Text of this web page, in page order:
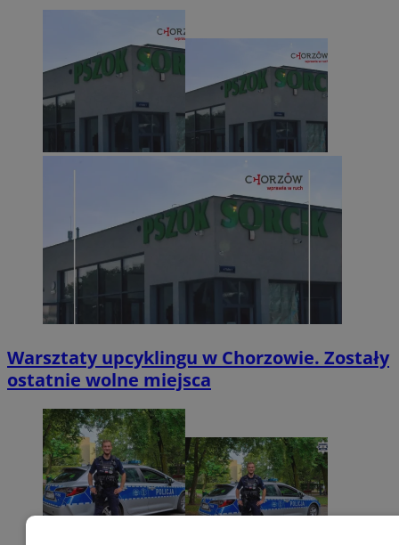
Warsztaty upcyklingu w Chorzowie. Zostały
ostatnie wolne miejsca